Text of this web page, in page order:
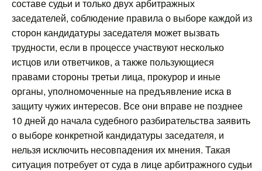
составе судьи и только двух арбитражных
заседателей, соблюдение правила о выборе каждой из
сторон кандидатуры заседателя может вызвать
трудности, если в процессе участвуют несколько
истцов или ответчиков, а также пользующиеся
правами стороны третьи лица, прокурор и иные
органы, уполномоченные на предъявление иска в
защиту чужих интересов. Все они вправе не позднее
10 дней до начала судебного разбирательства заявить
о выборе конкретной кандидатуры заседателя, и
нельзя исключить несовпадения их мнения. Такая
ситуация потребует от суда в лице арбитражного судьи